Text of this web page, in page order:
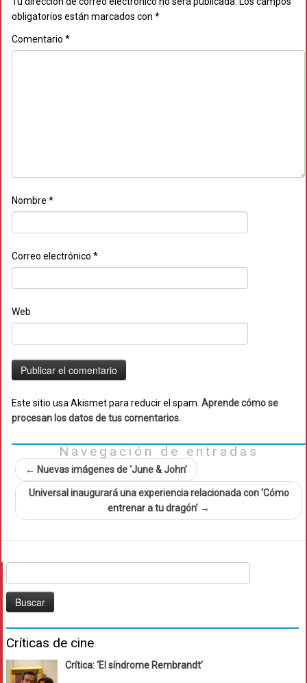
obligatorios están marcados con *
Comentario *
Nombre *
Correo electrónico *
Web
Este sitio usa Akismet para reducir el spam. Aprende cómo se
procesan los datos de tus comentarios.
Navegación de entradas
← Nuevas imágenes de ‘June & John’
Universal inaugurará una experiencia relacionada con ‘Cómo
entrenar a tu dragón’ →
Críticas de cine
Crítica: ‘El síndrome Rembrandt’